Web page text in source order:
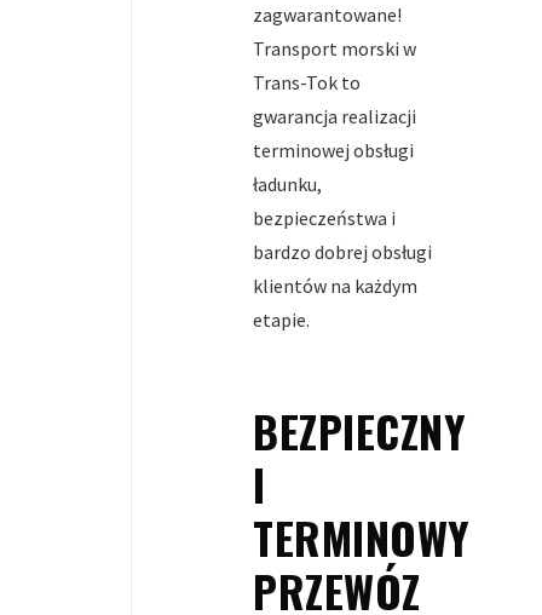
zagwarantowane!
Transport morski w
Trans-Tok to
gwarancja realizacji
terminowej obsługi
ładunku,
bezpieczeństwa i
bardzo dobrej obsługi
klientów na każdym
etapie.
BEZPIECZNY
I
TERMINOWY
PRZEWÓZ